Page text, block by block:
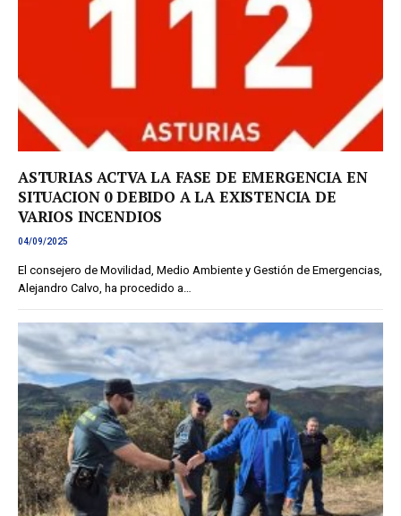
ASTURIAS ACTVA LA FASE DE EMERGENCIA EN
SITUACION 0 DEBIDO A LA EXISTENCIA DE
VARIOS INCENDIOS
04/09/2025
El consejero de Movilidad, Medio Ambiente y Gestión de Emergencias,
Alejandro Calvo, ha procedido a…